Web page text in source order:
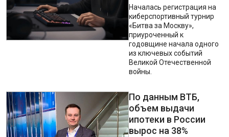
Началась регистрация на
киберспортивный турнир
«Битва за Москву»,
приуроченный к
годовщине начала одного
из ключевых событий
Великой Отечественной
войны.
По данным ВТБ,
объем выдачи
ипотеки в России
вырос на 38%